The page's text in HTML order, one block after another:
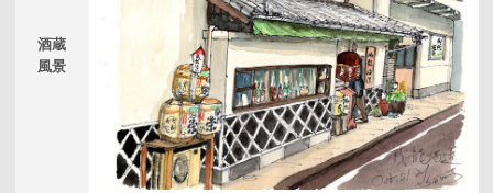
龍然」である。年に数回の蔵開きは20年以上続けられてお
り、地域の行事としても親しまれている。
酒蔵
風景